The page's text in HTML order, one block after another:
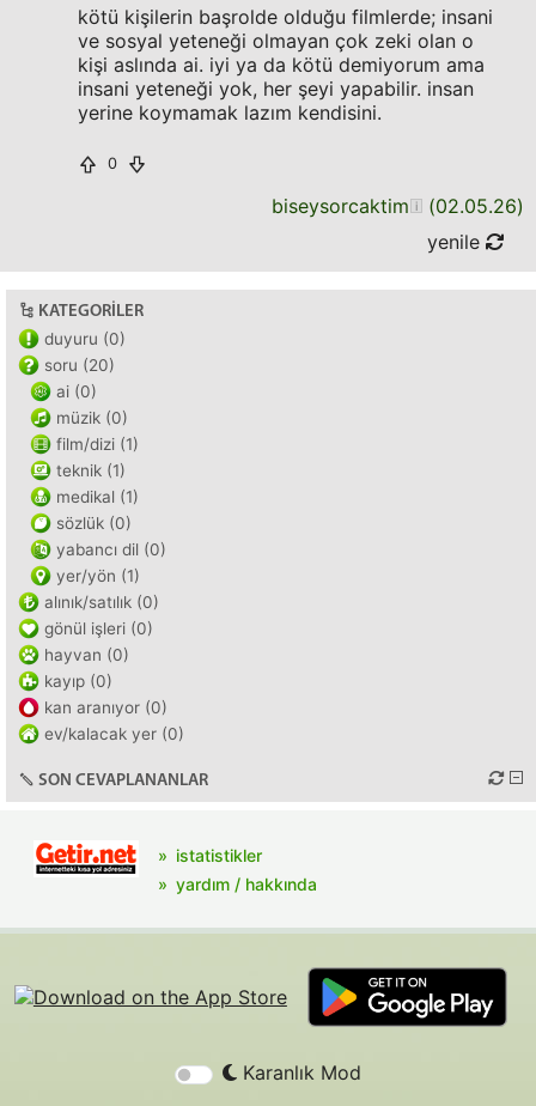
kötü kişilerin başrolde olduğu filmlerde; insani
ve sosyal yeteneği olmayan çok zeki olan o
kişi aslında ai. iyi ya da kötü demiyorum ama
insani yeteneği yok, her şeyi yapabilir. insan
yerine koymamak lazım kendisini.
0
biseysorcaktim (02.05.26)
yenile
KATEGORILER
duyuru (0)
soru (20)
ai (0)
müzik (0)
film/dizi (1)
teknik (1)
medikal (1)
sözlük (0)
yabancı dil (0)
yer/yön (1)
alınık/satılık (0)
gönül işleri (0)
hayvan (0)
kayıp (0)
kan aranıyor (0)
ev/kalacak yer (0)
SON CEVAPLANANLAR
istatistikler
yardım / hakkında
Karanlık Mod